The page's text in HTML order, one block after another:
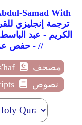
Samad With
الكريم - عبد
// - Hafs for Assem حفص عن عاصم - //
مصحف
نصوص